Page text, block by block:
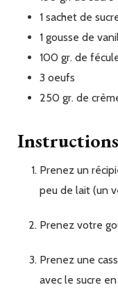
1 sachet de
1 gousse de
100 gr. de
3 oeufs
250 gr. de
Instructions
Prenez un récipient et fouettez la fécule de maïs, un
peu de lait (un
Prenez votre
Prenez une casserole et faites bouillir le reste de lait
avec le sucre